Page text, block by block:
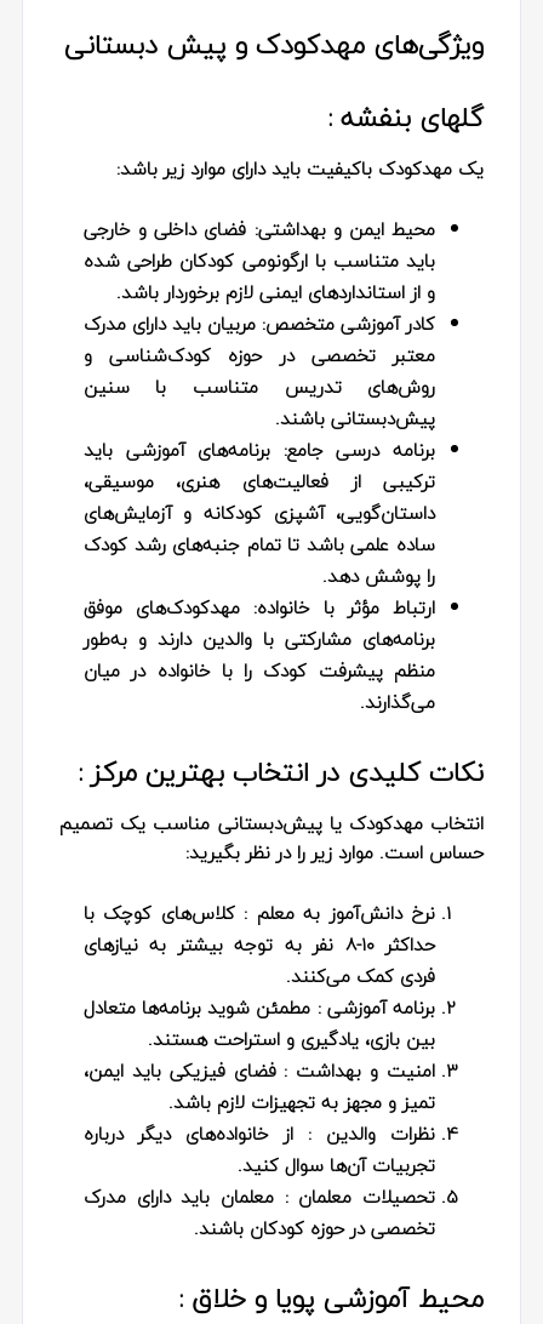
ویژگی‌های مهدکودک و پیش دبستانی
گلهای بنفشه :
یک مهدکودک باکیفیت باید دارای موارد زیر باشد:
محیط ایمن و بهداشتی: فضای داخلی و خارجی
باید متناسب با ارگونومی کودکان طراحی شده
و از استانداردهای ایمنی لازم برخوردار باشد.
کادر آموزشی متخصص: مربیان باید دارای مدرک
معتبر تخصصی در حوزه کودک‌شناسی و
روش‌های تدریس متناسب با سنین
پیش‌دبستانی باشند.
برنامه درسی جامع: برنامه‌های آموزشی باید
ترکیبی از فعالیت‌های هنری، موسیقی،
داستان‌گویی، آشپزی کودکانه و آزمایش‌های
ساده علمی باشد تا تمام جنبه‌های رشد کودک
را پوشش دهد.
ارتباط مؤثر با خانواده: مهدکودک‌های موفق
برنامه‌های مشارکتی با والدین دارند و به‌طور
منظم پیشرفت کودک را با خانواده در میان
می‌گذارند.
نکات کلیدی در انتخاب بهترین مرکز :
انتخاب مهدکودک یا پیش‌دبستانی مناسب یک تصمیم
حساس است. موارد زیر را در نظر بگیرید:
نرخ دانش‌آموز به معلم : کلاس‌های کوچک با
حداکثر ۱۰-۸ نفر به توجه بیشتر به نیازهای
فردی کمک می‌کنند.
برنامه آموزشی: مطمئن شوید برنامه‌ها متعادل
بین بازی، یادگیری و استراحت هستند.
امنیت و بهداشت : فضای فیزیکی باید ایمن،
تمیز و مجهز به تجهیزات لازم باشد.
نظرات والدین : از خانواده‌های دیگر درباره
تجربیات آن‌ها سوال کنید.
تحصیلات معلمان: معلمان باید دارای مدرک
تخصصی در حوزه کودکان باشند.
محیط آموزشی پویا و خلاق :